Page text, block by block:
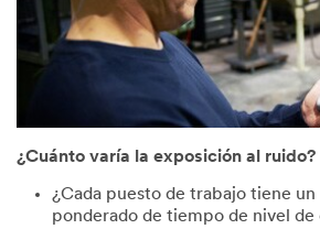
¿Cuánto varía la exposición al ruido?
¿Cada puesto de trabajo tiene
ponderado de tiempo de nivel